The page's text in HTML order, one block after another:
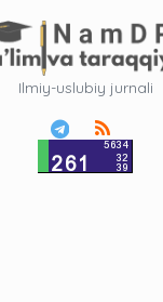
Ilmiy-uslubiy jurnali